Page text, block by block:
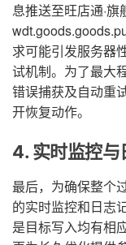
息推送至旺店通·
求可能引发服务器
试机制。为了最大
错误捕获及自动重
开恢复动作。
4. 实时监控与
最后，为确保整个
的实时监控和日志
是目标写入均有相